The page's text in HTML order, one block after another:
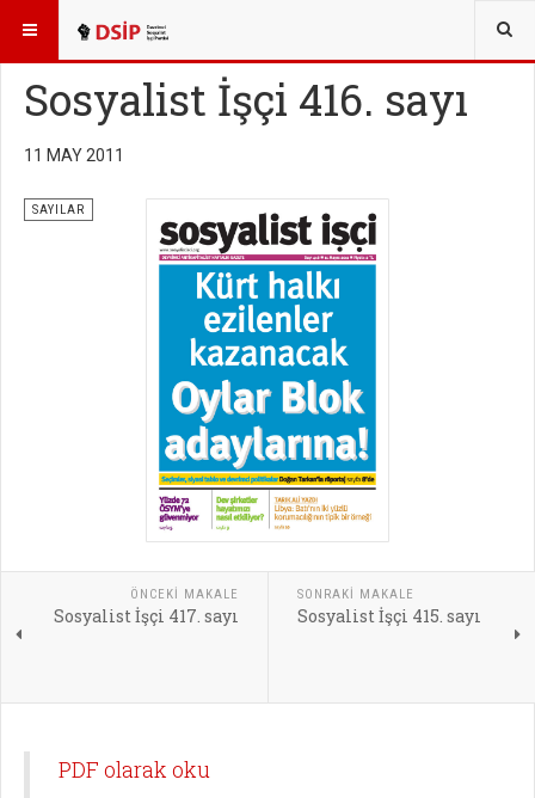
BURADASINIZ: YAYINLAR
Sosyalist İşçi 416. sayı
11 MAY 2011
SAYILAR
ÖNCEKI MAKALE
Sosyalist İşçi 417. sayı
SONRAKI MAKALE
Sosyalist İşçi 415. sayı
PDF olarak oku